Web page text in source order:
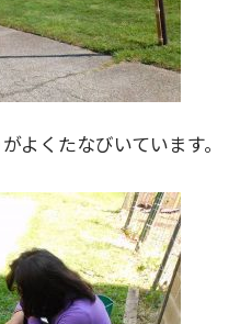
よくたなびいています。